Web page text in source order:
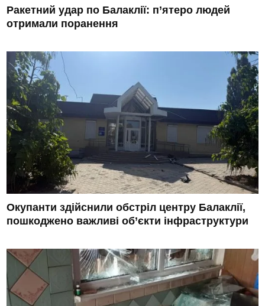
Ракетний удар по Балаклії: п’ятеро людей
отримали поранення
Окупанти здійснили обстріл центру Балаклії,
пошкоджено важливі об’єкти інфраструктури